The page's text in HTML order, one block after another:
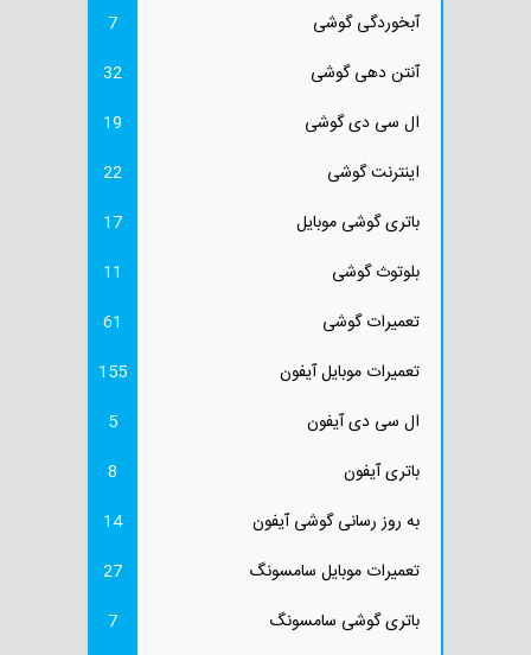
آبخوردگی گوشی
7
آنتن دهی گوشی
32
ال سی دی گوشی
19
اینترنت گوشی
22
باتری گوشی موبایل
17
بلوتوث گوشی
11
تعمیرات گوشی
61
تعمیرات موبایل آیفون
155
ال سی دی آیفون
5
باتری آیفون
8
به روز رسانی گوشی آیفون
14
تعمیرات موبایل سامسونگ
27
باتری گوشی سامسونگ
7